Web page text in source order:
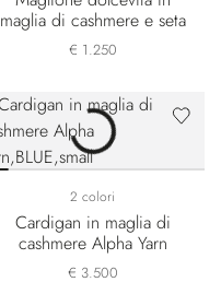
maglia di cashmere e seta
€ 1.250
2 colori
Cardigan in maglia di
cashmere Alpha Yarn
€ 3.500